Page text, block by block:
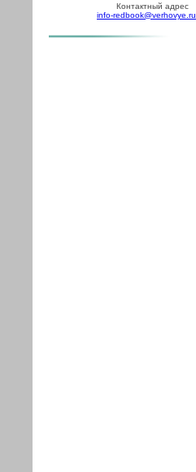
Контактный адрес
info-redbook@verhovye.ru